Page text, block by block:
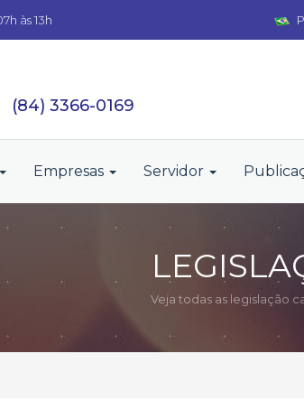
às 13h
(84) 3366-0169
Empresas Servidor
Veja todas as legislação